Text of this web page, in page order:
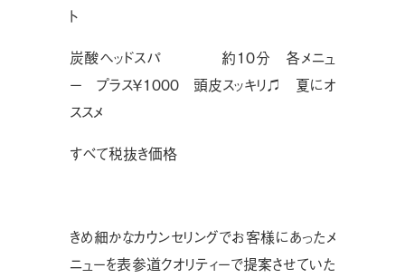
ト
炭酸ヘッドスパ 約10分 各メニュ
ー プラス￥1000 頭皮スッキリ♫ 夏にオ
ススメ
すべて税抜き価格
きめ細かなカウンセリングでお客様にあったメ
ニューを表参道クオリティーで提案させていた